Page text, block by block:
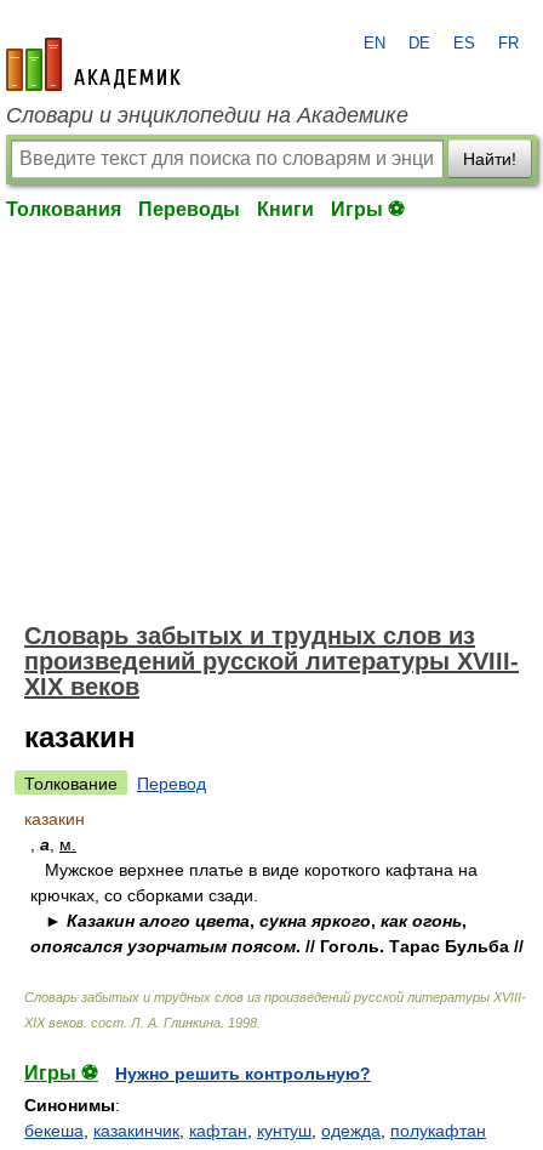
academic.ru
EN DE ES FR
Словари и энциклопедии на Академике
Найти!
Толкования Переводы Книги Игры ⚽
Словарь забытых и трудных слов из
произведений русской литературы ХVIII-
ХIХ веков
казакин
Толкование
Перевод
казакин
а
м.
Мужское верхнее платье в виде короткого кафтана на
крючках, со сборками сзади.
► Казакин алого цвета, сукна яркого, как огонь,
опоясался узорчатым поясом. // Гоголь. Тарас Бульба //
Словарь забытых и трудных слов из произведений русской литературы ХVIII-
ХIХ веков сост. Л. А. Глинкина 1998
Игры ⚽
Нужно решить контрольную?
Синонимы:
бекеша
казакинчик кафтан кунтуш одежда полукафтан